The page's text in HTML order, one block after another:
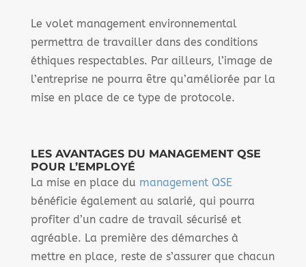
Le volet management environnemental
permettra de travailler dans des conditions
éthiques respectables. Par ailleurs, l’image de
l’entreprise ne pourra être qu’améliorée par la
mise en place de ce type de protocole.
LES AVANTAGES DU MANAGEMENT QSE
POUR L’EMPLOYÉ
La mise en place du management QSE
bénéficie également au salarié, qui pourra
profiter d’un cadre de travail sécurisé et
agréable. La première des démarches à
mettre en place, reste de s’assurer que chacun